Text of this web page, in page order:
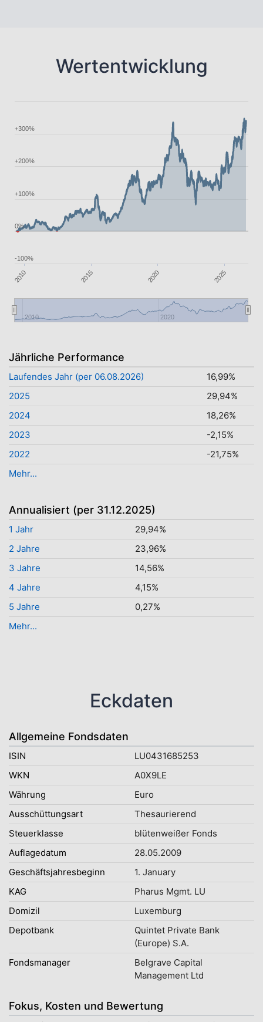
Wertentwicklung
2010 2015 2020 2025
2010 2020
-100%
0%
+100%
+200%
+300%
Jährliche Performance
Laufendes Jahr (per 06.08.2026)
16,99%
2025
29,94%
2024
18,26%
2023
-2,15%
2022
-21,75%
Mehr...
Annualisiert (per 31.12.2025)
1 Jahr
29,94%
2 Jahre
23,96%
3 Jahre
14,56%
4 Jahre
4,15%
5 Jahre
0,27%
Mehr...
Eckdaten
Allgemeine Fondsdaten
ISIN
LU0431685253
WKN
A0X9LE
Währung
Euro
Ausschüttungsart
Thesaurierend
Steuerklasse
blütenweißer Fonds
Auflagedatum
28.05.2009
Geschäftsjahresbeginn
1. January
KAG
Pharus Mgmt. LU
Domizil
Luxemburg
Depotbank
Quintet Private Bank
(Europe) S.A.
Fondsmanager
Belgrave Capital
Management Ltd
Fokus, Kosten und Bewertung